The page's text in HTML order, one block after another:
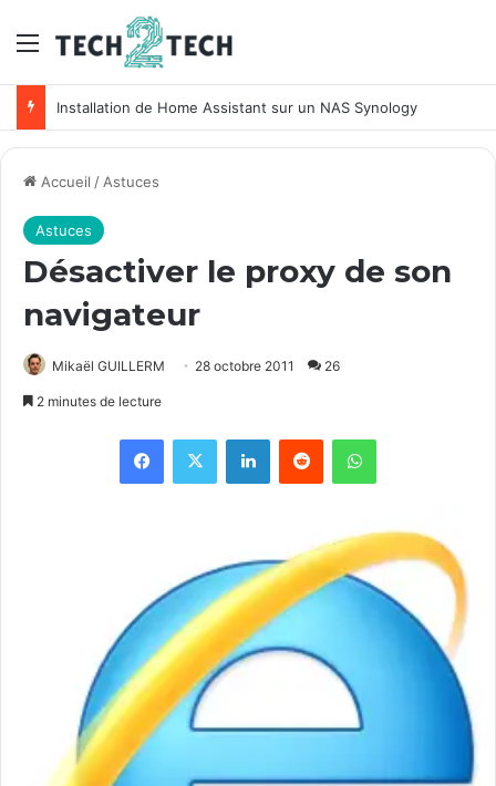
Menu
Installation de Home Assistant sur un NAS Synology
Accueil /Astuces
Astuces
Désactiver le proxy de son
navigateur
Mikaël GUILLERM 28 octobre 2011 26
2 minutes de lecture